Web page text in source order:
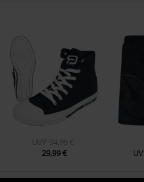
UVP 34,99 €
29,99 €